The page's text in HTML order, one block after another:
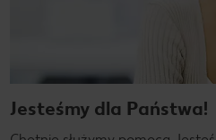
Jesteśmy dla Państwa!